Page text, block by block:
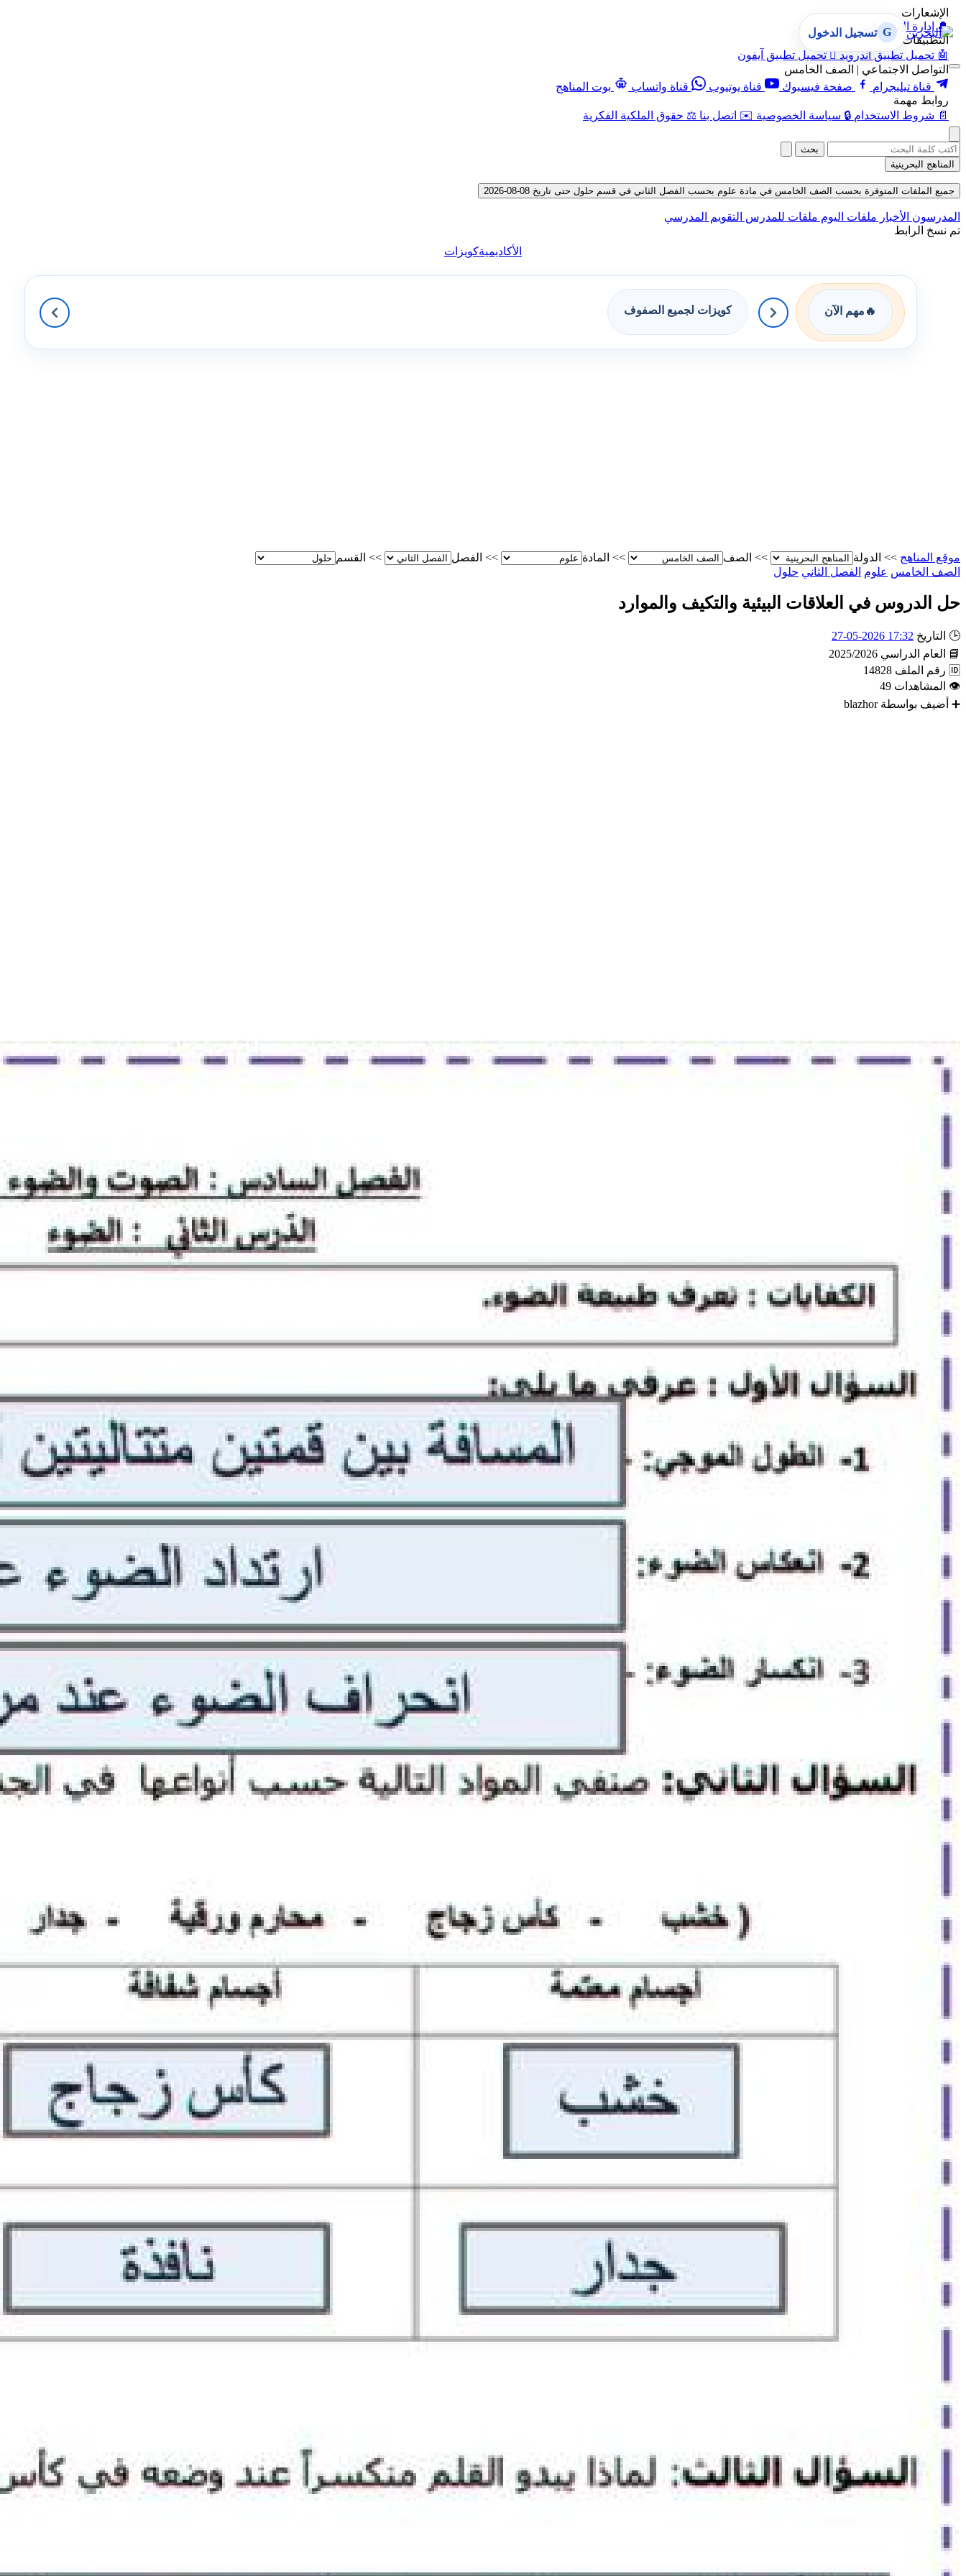
الإشعارات
🔔 إدارة الإشعارات
التطبيقات
🤖 تحميل تطبيق أندرويد  تحميل تطبيق آيفون
التواصل الاجتماعي | الصف الخامس
قناة تيليجرام
صفحة فيسبوك قناة يوتيوب قناة واتساب
بوت المناهج
روابط مهمة
📄 شروط الاستخدام 🔒 سياسة الخصوصية ✉️ اتصل بنا ⚖️ حقوق الملكية الفكرية
G تسجيل الدخول
بحث
المناهج البحرينية
جميع الملفات المتوفرة بحسب الصف الخامس في مادة علوم بحسب الفصل الثاني في قسم حلول حتى تاريخ 08-08-2026
المدرسون الأخبار ملفات اليوم ملفات للمدرس التقويم المدرسي
تم نسخ الرابط
الأكاديميةكويزات
🔥 مهم الآن كويزات لجميع الصفوف
موقع المناهج >> الدولة >> الصف >> المادة >> الفصل >> القسم
الصف الخامس علوم الفصل الثاني حلول
حل الدروس في العلاقات البيئية والتكيف والموارد
🕒 التاريخ 17:32 2026-05-27
📘
العام الدراسي 2025/2026
🆔 رقم الملف 14828
👁 المشاهدات 49
➕ أضيف بواسطة blazhor